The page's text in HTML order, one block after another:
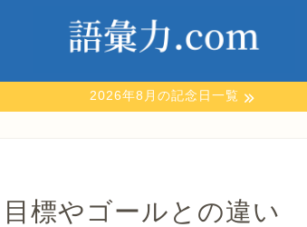
2026年8月の記念日一覧
標やゴールとの違い